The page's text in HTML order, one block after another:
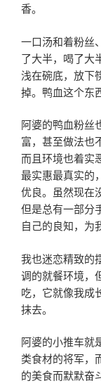
香。
一口汤和着粉丝
了大半，喝了大
浅在碗底，放下
掉。鸭血这个东
阿婆的鸭血粉丝
富，甚至做法也
而且环境也着实
最实惠最真实的
优良。虽然现在
但是总有一部分
自己的良知，为
我也迷恋精致的
调的就餐环境，
吃，它就像我成
抹去。
阿婆的小推车就
类食材的将军，
的美食而默默奋